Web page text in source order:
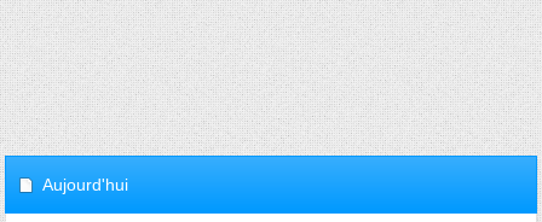
Aujourd'hui